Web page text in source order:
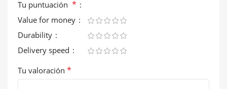
Tu puntuación *
Value for money
Durability
Delivery speed
Tu valoración *